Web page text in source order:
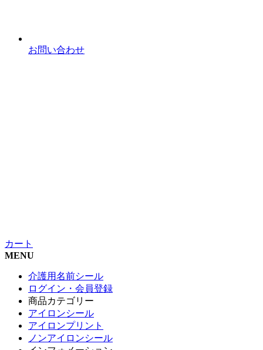
お問い合わせ
カート
MENU
介護用名前シール
ログイン・会員登録
商品カテゴリー
アイロンシール
アイロンプリント
ノンアイロンシール